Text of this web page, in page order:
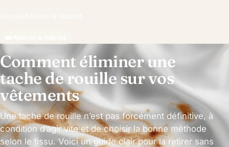
Comment éliminer une
tache de rouille sur vos
vêtements
Une tache de rouille n’est pas forcément définitive, à
condition d’agir vite et de choisir la bonne méthode
selon le tissu. Voici un guide clair pour la retirer sans